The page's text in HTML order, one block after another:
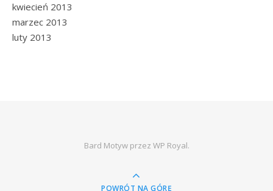
kwiecień 2013
marzec 2013
luty 2013
Bard Motyw przez WP Royal.
POWRÓT NA GÓRĘ